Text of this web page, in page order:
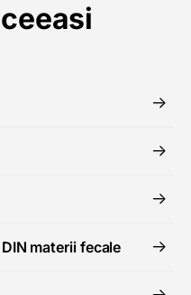
materii fecale